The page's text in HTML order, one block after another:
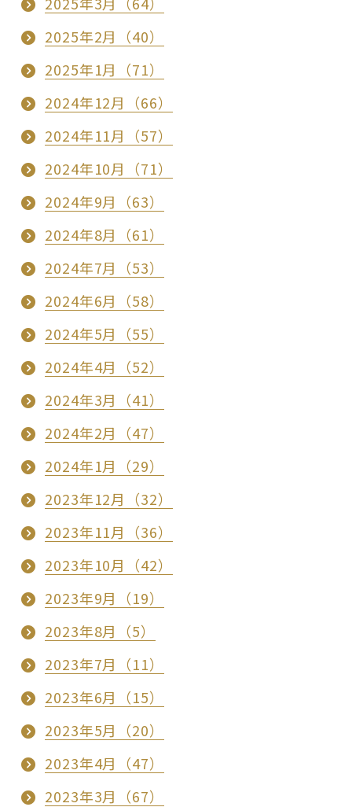
2025年2月（40）
2025年1月（71）
2024年12月（66）
2024年11月（57）
2024年10月（71）
2024年9月（63）
2024年8月（61）
2024年7月（53）
2024年6月（58）
2024年5月（55）
2024年4月（52）
2024年3月（41）
2024年2月（47）
2024年1月（29）
2023年12月（32）
2023年11月（36）
2023年10月（42）
2023年9月（19）
2023年8月（5）
2023年7月（11）
2023年6月（15）
2023年5月（20）
2023年4月（47）
2023年3月（67）